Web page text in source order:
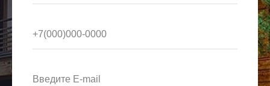
+7(000)000-0000
Введите E-mail